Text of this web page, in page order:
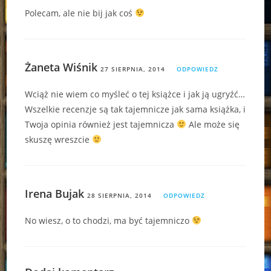
Polecam, ale nie bij jak coś
Żaneta Wiśnik 27 SIERPNIA, 2014 ODPOWIEDZ
Wciąż nie wiem co myśleć o tej książce i jak ją ugryźć…
Wszelkie recenzje są tak tajemnicze jak sama książka, i
Twoja opinia również jest tajemnicza
Ale może się
skuszę wreszcie
Irena Bujak 28 SIERPNIA, 2014 ODPOWIEDZ
No wiesz, o to chodzi, ma być tajemniczo